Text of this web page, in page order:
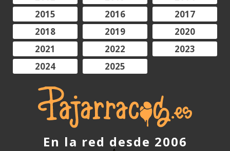
2015
2016
2017
2018
2019
2020
2021
2022
2023
2024
2025
En la red desde 2006